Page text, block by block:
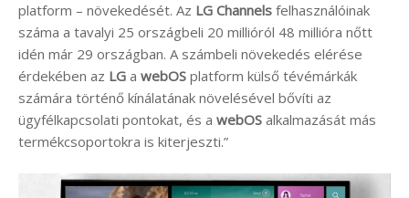
platform – növekedését. Az LG Channels felhasználóinak
száma a tavalyi 25 országbeli 20 millióról 48 millióra nőtt
idén már 29 országban. A számbeli növekedés elérése
érdekében az LG a webOS platform külső tévémárkák
számára történő kínálatának növelésével bővíti az
ügyfélkapcsolati pontokat, és a webOS alkalmazását más
termékcsoportokra is kiterjeszti.”